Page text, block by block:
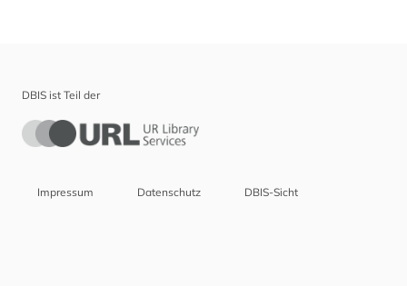
DBIS ist Teil der
Impressum Datenschutz DBIS-Sicht